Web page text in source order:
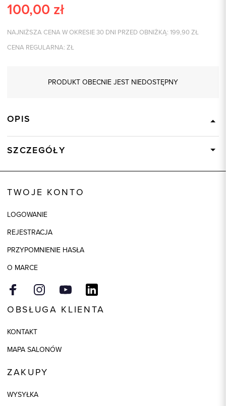
100,00 zł
NAJNIŻSZA CENA W OKRESIE 30 DNI PRZED OBNIŻKĄ: 199,90 ZŁ
CENA REGULARNA: ZŁ
PRODUKT OBECNIE JEST NIEDOSTĘPNY
OPIS
SZCZEGÓŁY
Składy podszewek
Kolor
Model
TWOJE KONTO
LOGOWANIE
REJESTRACJA
PRZYPOMNIENIE HASŁA
O MARCE
OBSŁUGA KLIENTA
KONTAKT
MAPA SALONÓW
ZAKUPY
WYSYŁKA